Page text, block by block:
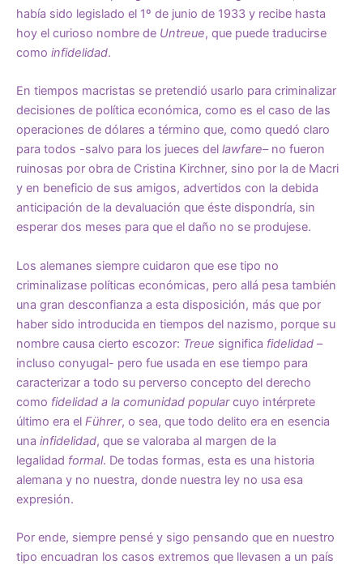
había sido legislado el 1º de junio de 1933 y recibe hasta
hoy el curioso nombre de Untreue, que puede traducirse
como infidelidad.
En tiempos macristas se pretendió usarlo para criminalizar
decisiones de política económica, como es el caso de las
operaciones de dólares a término que, como quedó claro
para todos -salvo para los jueces del lawfare– no fueron
ruinosas por obra de Cristina Kirchner, sino por la de Macri
y en beneficio de sus amigos, advertidos con la debida
anticipación de la devaluación que éste dispondría, sin
esperar dos meses para que el daño no se produjese.
Los alemanes siempre cuidaron que ese tipo no
criminalizase políticas económicas, pero allá pesa también
una gran desconfianza a esta disposición, más que por
haber sido introducida en tiempos del nazismo, porque su
nombre causa cierto escozor: Treue significa fidelidad –
incluso conyugal- pero fue usada en ese tiempo para
caracterizar a todo su perverso concepto del derecho
como fidelidad a la comunidad popularcuyo intérprete
último era el Führer, o sea, que todo delito era en esencia
una infidelidad, que se valoraba al margen de la
legalidad formal. De todas formas, esta es una historia
alemana y no nuestra, donde nuestra ley no usa esa
expresión.
Por ende, siempre pensé y sigo pensando que en nuestro
tipo encuadran los casos extremos que llevasen a un país